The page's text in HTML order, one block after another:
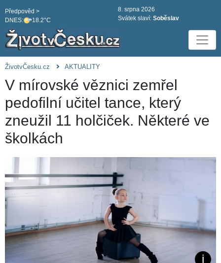
DNES: 18.2°C
Předpověd >
8. srpna 2026
Svátek slaví: Soběslav
ŽivotvČesku.cz AKTUALITY
V mírovské věznici zemřel
pedofilní učitel tance, který
zneužil 11 holčiček. Některé ve
školkách